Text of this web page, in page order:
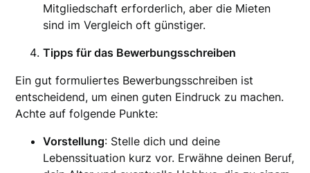
Mitgliedschaft erforderlich, aber die Mieten
sind im Vergleich oft günstiger.
Tipps für das Bewerbungsschreiben
Ein gut formuliertes Bewerbungsschreiben ist
entscheidend, um einen guten Eindruck zu machen.
Achte auf folgende Punkte:
Vorstellung: Stelle dich und deine
Lebenssituation kurz vor. Erwähne deinen Beruf,